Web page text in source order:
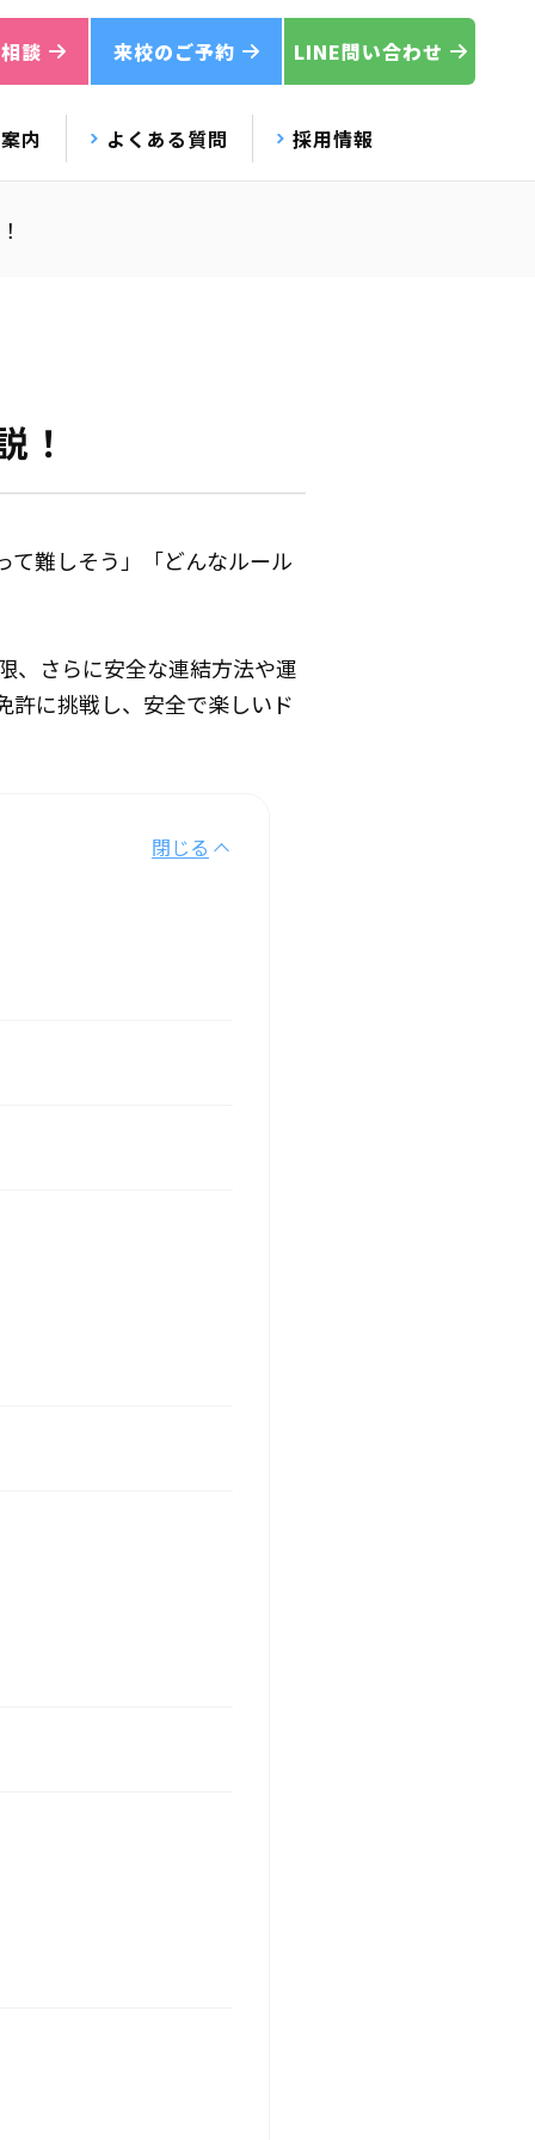
談 来校のご予約 LINE問い合わせ
内 よくある質問 採用情報
！
て難しそう」「どんなルール
、さらに安全な連結方法や運
許に挑戦し、安全で楽しいド
閉じる